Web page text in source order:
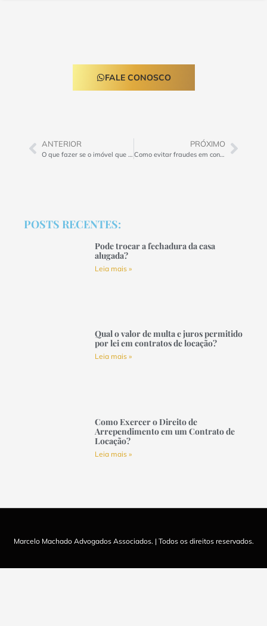
FALE CONOSCO
ANTERIOR
O que fazer se o imóvel que você deseja comprar possui dívida ativa?
PRÓXIMO
Como evitar fraudes em contratos de compra e venda?
POSTS RECENTES:
Pode trocar a fechadura da casa
alugada?
Leia mais »
Qual o valor de multa e juros permitido
por lei em contratos de locação?
Leia mais »
Como Exercer o Direito de
Arrependimento em um Contrato de
Locação?
Leia mais »
Marcelo Machado Advogados Associados. | Todos os direitos reservados.